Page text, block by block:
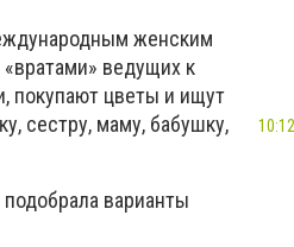
женским
ведущих к
покупают цветы и ищут
сестру, маму, бабушку,
варианты
10:12